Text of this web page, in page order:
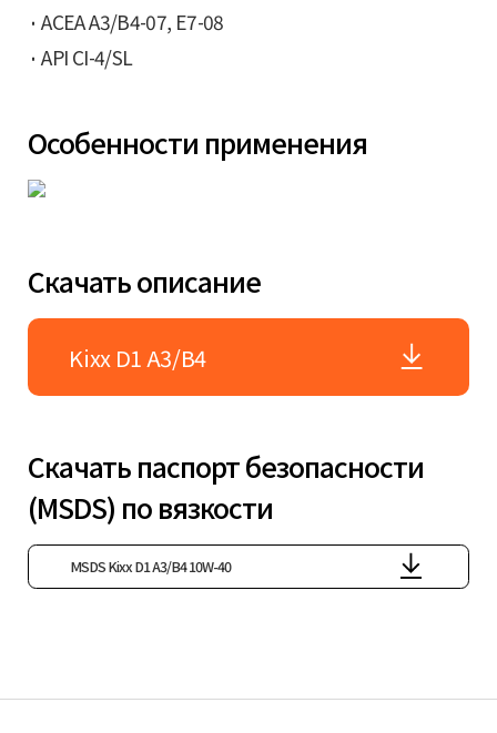
ACEA A3/B4-07, E7-08
API CI-4/SL
Особенности применения
Скачать описание
Kixx D1 A3/B4
Скачать паспорт безопасности
(MSDS) по вязкости
MSDS Kixx D1 A3/B4 10W-40